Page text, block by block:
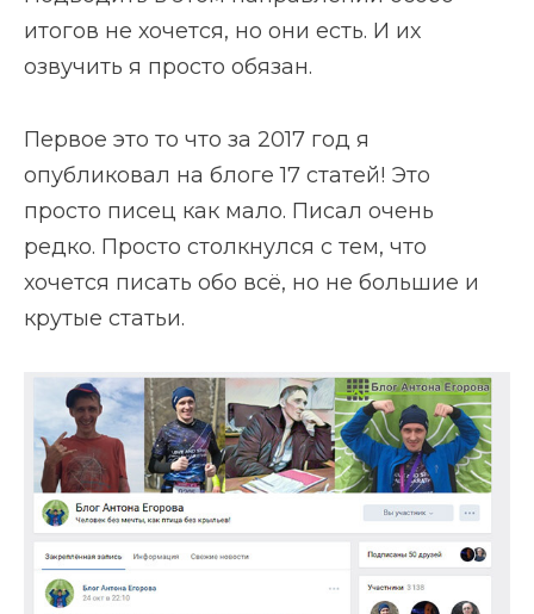
итогов не хочется, но они есть. И их
озвучить я просто обязан.
Первое это то что за 2017 год я
опубликовал на блоге 17 статей! Это
просто писец как мало. Писал очень
редко. Просто столкнулся с тем, что
хочется писать обо всё, но не большие и
крутые статьи.